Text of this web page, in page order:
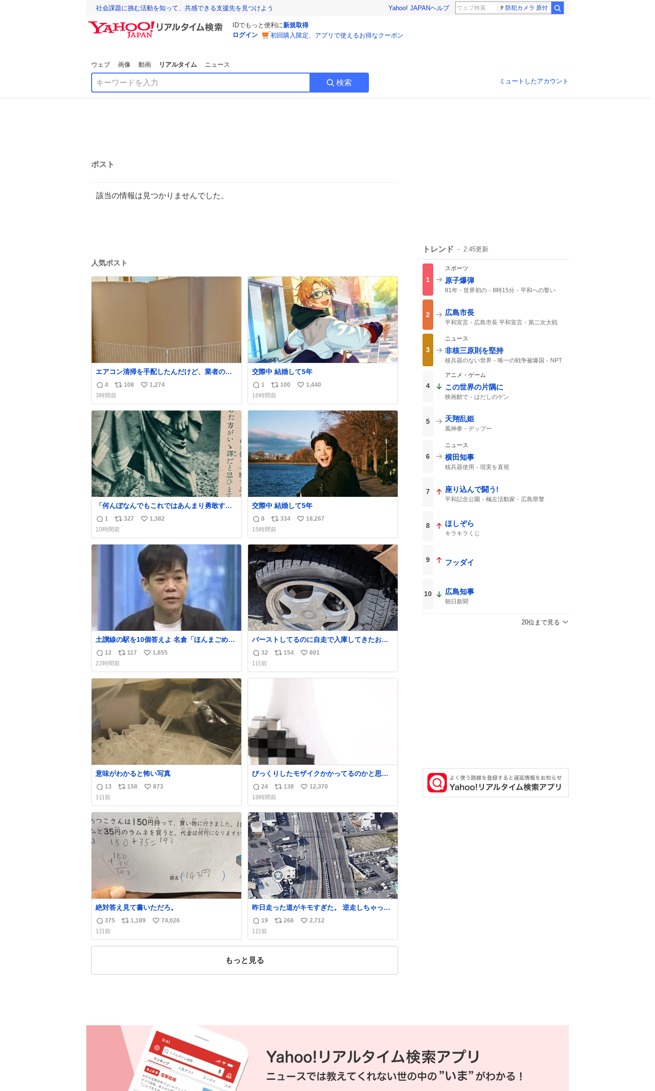
社会課題に挑む活動を知って、共感できる支援先を見つけよう Yahoo! JAPANヘルプ 防犯カメラ 原付
IDでもっと便利に新規取得
ログイン
初回購入限定、アプリで使えるお得なクーポン
ウェブ 画像 動画 リアルタイム ニュース
検索 ミュートしたアカウント
ポスト
該当の情報は見つかりませんでした。
人気ポスト
エアコン清掃を手配したんだけど、業者の方
にめっちゃ吠えるから隔離した。これでもう
安心だ。
返
信
数
4
リ
ポ
ス
ト
数
108
い
ね
数
1,274
3時間前
交際中 結婚して5年
返
信
数
1
リ
ポ
ス
数
100
い
ね
1,440
16時間前
「何んぼなんでもこれではあんまり勇敢すぎ
ます。」 女性の立ち振る舞い指南コーナー
で、大股を「下品」や「はしたない」という
言葉を使わず「勇敢すぎます」と洒落っ気た
っぷりにたしなめる当時の言葉選びよ 勇敢す
ぎます、使っていきたい… （昭和4年婦人倶
楽部新年号より）
返
信
数
1
リ
ポ
ス
327
い
ね
数
1,382
10時間前
交際中 結婚して5年
返
信
数
8
リ
ポ
ス
ト
数
334
い
ね
数
18,267
15時間前
土讃線の駅を10個答えよ 名倉「ほんまごめ
ん、」 ↑正解（御免駅）
返
信
数
12
リ
ポ
ス
ト
数
117
い
ね
数
1,655
22時間前
バーストしてるのに自走で入庫してきたお客
さん バーストしたならその場で動かないで助
け呼んで下さい😰 保険にロードサービス付い
てて金銭負担も無いんですから これで走る
と、壊さなくていい所まで壊しちゃいますか
返
信
数
32
リ
ス
154
い
ね
801
1日前
意味がわかると怖い写真
返
信
数
13
リ
ス
ト
数
158
い
ね
数
873
1日前
びっくりしたモザイクかかってるのかと思っ
た
返
信
数
24
リ
ポ
ス
ト
数
138
い
ね
数
12,370
18時間前
絶対答え見て書いただろ。
返
信
数
375
リ
ス
1,189
い
ね
74,026
1日前
昨日走った道がキモすぎた。 逆走しちゃった
かと思ったよ
返
信
数
19
リ
ス
266
い
ね
2,712
1日前
もっと見る
トレンド 2:45更新
1
スポーツ
原子爆弾
81年 世界初の 8時15分
平和への誓い
2 広島市長
平和宣言 広島市長 平和宣言
第二次大戦
誰1人
3
ニュース
非核三原則を堅持
核兵器のない世界 唯一の戦争被爆国
NPT
4
アニメ・ゲーム
この世界の片隅に
映画館で はだしのゲン
5 天翔乱姫
風神拳 デップー
6
ニュース
横田知事
核兵器使用 現実を直視
7 座り込んで闘う!
平和記念公園 極左活動家
広島県警
8 ほしぞら
キラキラくじ
9 フッダイ
10 広島知事
朝日新聞
20位まで見る